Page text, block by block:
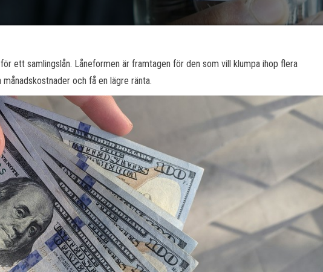
ett samlingslån. Låneformen är framtagen för den som vill klumpa ihop flera
och få en lägre ränta.